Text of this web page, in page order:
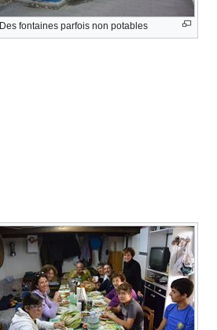
Des fontaines parfois non potables